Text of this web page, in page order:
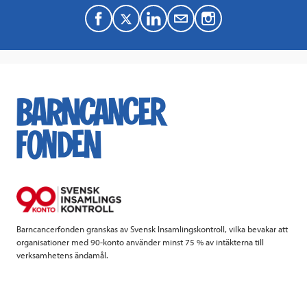
F
a
e
b
k
T
w
t
t
L
i
k
e
M
a
Barncancerfonden granskas av Svensk Insamlingskontroll, vilka bevakar att
organisationer med 90-konto använder minst 75 % av intäkterna till
verksamhetens ändamål.